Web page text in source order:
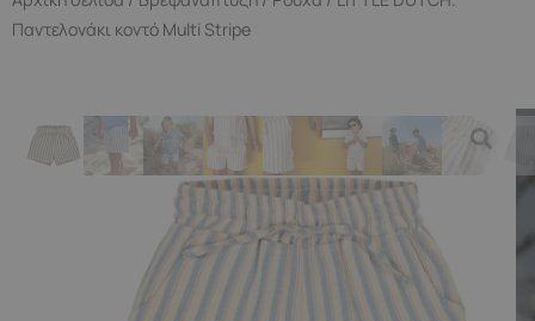
Παντελονάκι κοντό Multi Stripe